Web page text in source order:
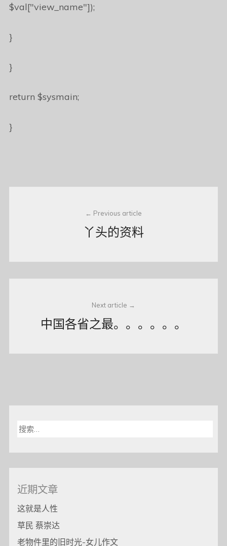
$val["view_name"]);
}
}
return $sysmain;
}
navigationPrevious article
丫头的资料
Next article
中国各省之最。。。。。。
搜
近期文章
这就是人性
草民 蔡崇达
老物件里的旧时光-女儿作文